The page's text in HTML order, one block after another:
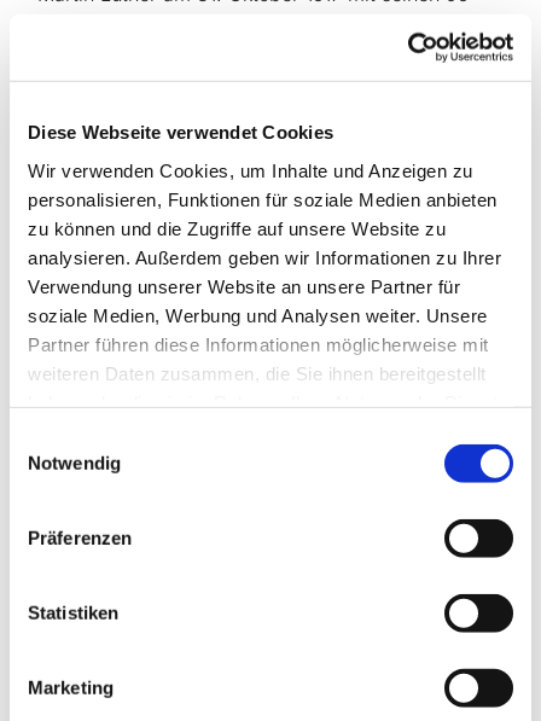
Diese Webseite verwendet Cookies
Wir verwenden Cookies, um Inhalte und Anzeigen zu
personalisieren, Funktionen für soziale Medien anbieten
zu können und die Zugriffe auf unsere Website zu
analysieren. Außerdem geben wir Informationen zu Ihrer
Verwendung unserer Website an unsere Partner für
soziale Medien, Werbung und Analysen weiter. Unsere
Partner führen diese Informationen möglicherweise mit
weiteren Daten zusammen, die Sie ihnen bereitgestellt
Notwendig
Präferenzen
Statistiken
Marketing
verändert haben. Seit mehreren Jahren feiern wir
diesen besonderen Tag gemeinsam mit unseren
wir herzlich ein: Samstag, 31. Oktober 2026, um
19.00 Uhr in der Ev. Kirche Bommern. Weitere
Informationen entnehmen Sie bitte der Tagespresse
und den aktuellen Plakaten. Wer eine
Mitfahrgelegenheit benötigt, kann sich an: Pfrn. Ute
Wendel, Tel.: 02302 73470, wenden.